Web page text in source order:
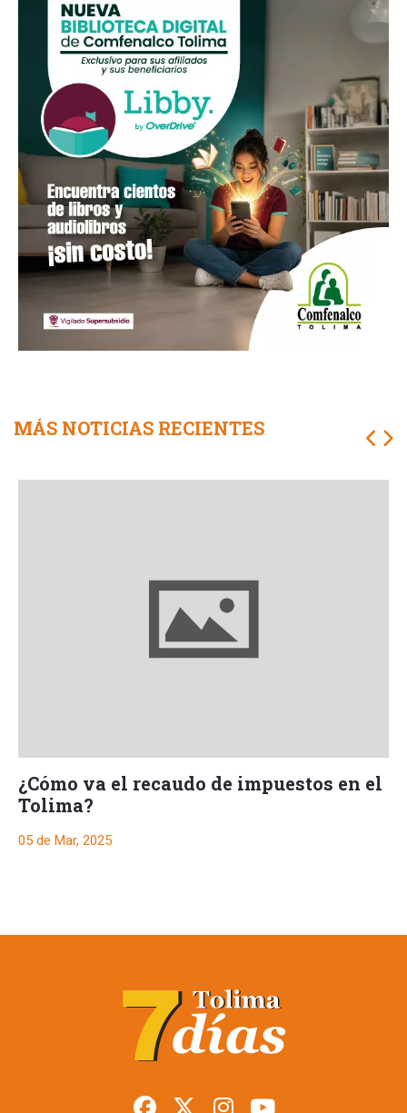
MÁS NOTICIAS RECIENTES
¿Cómo va el recaudo de impuestos en el
Tolima?
05 de Mar, 2025
recaudar $4.885
millones por
exenciones